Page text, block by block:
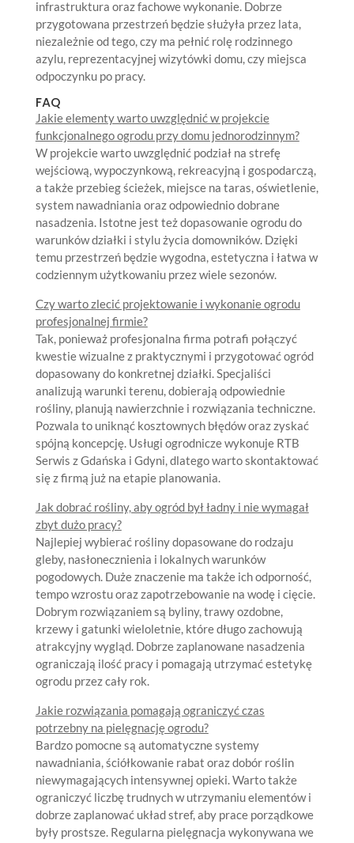
infrastruktura oraz fachowe wykonanie. Dobrze
przygotowana przestrzeń będzie służyła przez lata,
niezależnie od tego, czy ma pełnić rolę rodzinnego
azylu, reprezentacyjnej wizytówki domu, czy miejsca
odpoczynku po pracy.
FAQ
Jakie elementy warto uwzględnić w projekcie
funkcjonalnego ogrodu przy domu jednorodzinnym?
W projekcie warto uwzględnić podział na strefę
wejściową, wypoczynkową, rekreacyjną i gospodarczą,
a także przebieg ścieżek, miejsce na taras, oświetlenie,
system nawadniania oraz odpowiednio dobrane
nasadzenia. Istotne jest też dopasowanie ogrodu do
warunków działki i stylu życia domowników. Dzięki
temu przestrzeń będzie wygodna, estetyczna i łatwa w
codziennym użytkowaniu przez wiele sezonów.
Czy warto zlecić projektowanie i wykonanie ogrodu
profesjonalnej firmie?
Tak, ponieważ profesjonalna firma potrafi połączyć
kwestie wizualne z praktycznymi i przygotować ogród
dopasowany do konkretnej działki. Specjaliści
analizują warunki terenu, dobierają odpowiednie
rośliny, planują nawierzchnie i rozwiązania techniczne.
Pozwala to uniknąć kosztownych błędów oraz zyskać
spójną koncepcję. Usługi ogrodnicze wykonuje RTB
Serwis z Gdańska i Gdyni, dlatego warto skontaktować
się z firmą już na etapie planowania.
Jak dobrać rośliny, aby ogród był ładny i nie wymagał
zbyt dużo pracy?
Najlepiej wybierać rośliny dopasowane do rodzaju
gleby, nasłonecznienia i lokalnych warunków
pogodowych. Duże znaczenie ma także ich odporność,
tempo wzrostu oraz zapotrzebowanie na wodę i cięcie.
Dobrym rozwiązaniem są byliny, trawy ozdobne,
krzewy i gatunki wieloletnie, które długo zachowują
atrakcyjny wygląd. Dobrze zaplanowane nasadzenia
ograniczają ilość pracy i pomagają utrzymać estetykę
ogrodu przez cały rok.
Jakie rozwiązania pomagają ograniczyć czas
potrzebny na pielęgnację ogrodu?
Bardzo pomocne są automatyczne systemy
nawadniania, ściółkowanie rabat oraz dobór roślin
niewymagających intensywnej opieki. Warto także
ograniczyć liczbę trudnych w utrzymaniu elementów i
dobrze zaplanować układ stref, aby prace porządkowe
były prostsze. Regularna pielęgnacja wykonywana we